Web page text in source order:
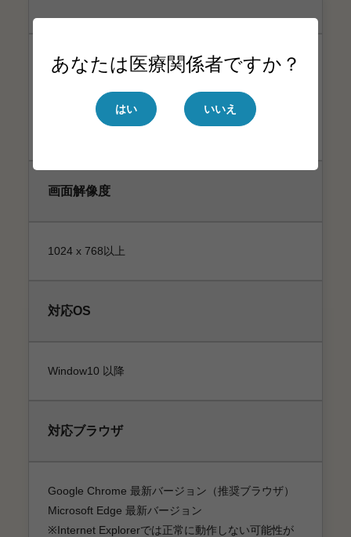
あなたは医療関係者ですか？
はい いいえ
画面解像度
1024 x 768以上
対応OS
Window10 以降
対応ブラウザ
Google Chrome 最新バージョン（推奨ブラウザ）
Microsoft Edge 最新バージョン
※Internet Explorerでは正常に動作しない可能性が